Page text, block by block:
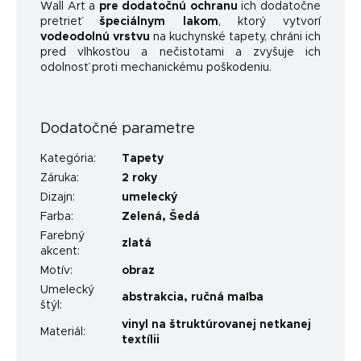
Wall Art a pre dodatočnú ochranu ich dodatočne
pretrieťšpeciálnym lakom, ktorý vytvorí
vodeodolnú vrstvu na kuchynské tapety, chráni ich
pred vlhkosťou a nečistotami a zvyšuje ich
odolnosť proti mechanickému poškodeniu.
Dodatočné parametre
Kategória:
Tapety
Záruka:
2 roky
Dizajn:
umelecký
Farba: Zelená, Šedá
Farebný
akcent:
zlatá
Motív:
obraz
Umelecký
štýl :
abstrakcia, ručná maľba
Materiál :
vinyl na štruktúrovanej netkanej
textílii